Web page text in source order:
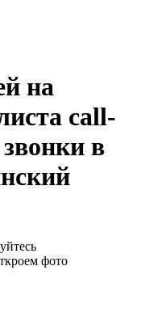
на
call-
в
фото